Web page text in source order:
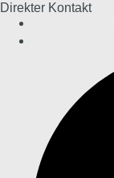
Direkter Kontakt